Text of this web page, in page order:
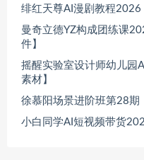
绯红天尊AI漫剧教程2026
曼奇立德YZ构成团练课
件】
摇醒实验室设计师幼儿园
素材】
徐慕阳场景进阶班第28期
小白同学AI短视频带货